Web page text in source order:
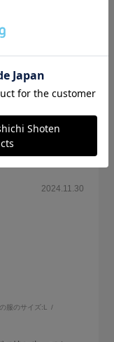
2024.11.30
服のサイズ: L